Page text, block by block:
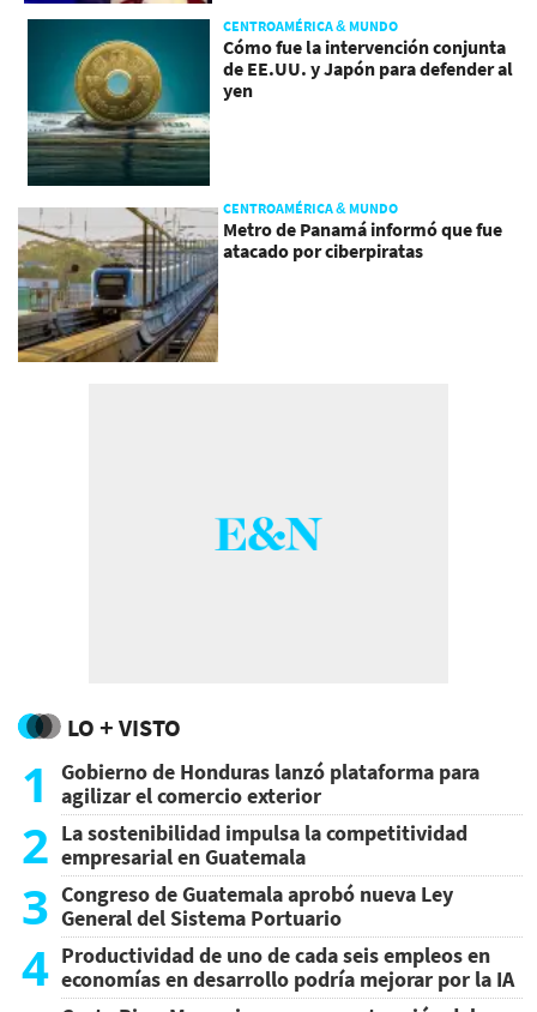
CENTROAMÉRICA & MUNDO
Cómo fue la intervención conjunta
de EE.UU. y Japón para defender al
yen
CENTROAMÉRICA & MUNDO
Metro de Panamá informó que fue
atacado por ciberpiratas
LO + VISTO
1
Gobierno de Honduras lanzó plataforma para
agilizar el comercio exterior
2 La sostenibilidad impulsa la competitividad
empresarial en Guatemala
3 Congreso de Guatemala aprobó nueva Ley
General del Sistema Portuario
4 Productividad de uno de cada seis empleos en
economías en desarrollo podría mejorar por la IA